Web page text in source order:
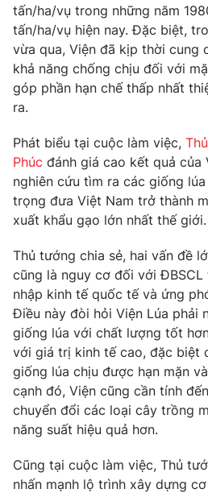
Góc doanh nghiệp
Truyền hình
Phim VTV
Hậu trường
Nhân vật
Khán giả
Giải sao mai
Giải trí
Điện ảnh
Sao
Đời sống
Du lịch
Làm đẹp
Chất lượng cuộc sống
Giáo dục
Tuyển sinh
Học trực tuyến
Công nghệ
Sản phẩm
Thị trường
Tư vấn
Giao lưu trực tuyến
Lịch phát sóng
Chuyên mục khác
Emagazine
Photo
Video
tấn/ha/vụ trong những năm
tấn/ha/vụ hiện nay. Đặc biệt,
vừa qua, Viện đã kịp thời cung
khả năng chống chịu đối với
góp phần hạn chế thấp nhất
ra.
Phát biểu tại cuộc làm việc,
Phúc đánh giá cao kết quả của
nghiên cứu tìm ra các giống
trọng đưa Việt Nam trở thành
xuất khẩu gạo lớn nhất thế giới.
Thủ tướng chia sẻ, hai vấn đề
cũng là nguy cơ đối với
nhập kinh tế quốc tế và ứng
Điều này đòi hỏi Viện Lúa phải
giống lúa với chất lượng tốt
với giá trị kinh tế cao, đặc biệt
giống lúa chịu được hạn mặn
cạnh đó, Viện cũng cần tính
chuyển đổi các loại cây trồng
năng suất hiệu quả hơn.
Cũng tại cuộc làm việc, Thủ
nhấn mạnh lộ trình xây dựng